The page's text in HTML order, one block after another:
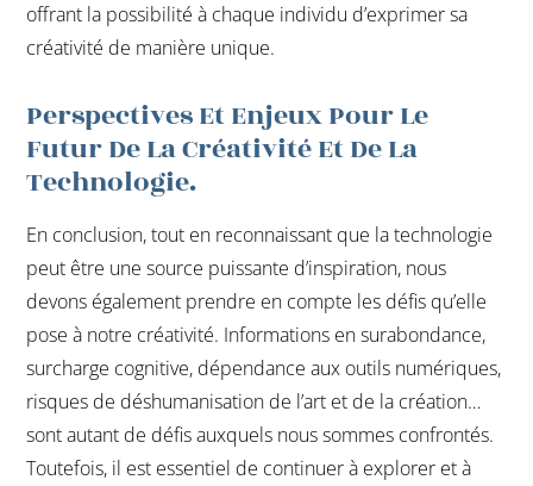
offrant la possibilité à chaque individu d’exprimer sa
créativité de manière unique.
Perspectives Et Enjeux Pour Le
Futur De La Créativité Et De La
Technologie.
En conclusion, tout en reconnaissant que la technologie
peut être une source puissante d’inspiration, nous
devons également prendre en compte les défis qu’elle
pose à notre créativité. Informations en surabondance,
surcharge cognitive, dépendance aux outils numériques,
risques de déshumanisation de l’art et de la création…
sont autant de défis auxquels nous sommes confrontés.
Toutefois, il est essentiel de continuer à explorer et à